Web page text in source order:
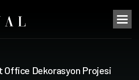
Office Dekorasyon Projesi